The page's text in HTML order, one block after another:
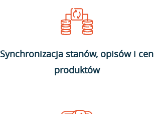
Synchronizacja stanów, opisów i cen
produktów